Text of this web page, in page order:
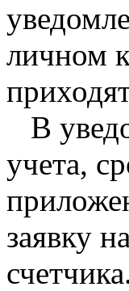
личном
В
учета,
заявку